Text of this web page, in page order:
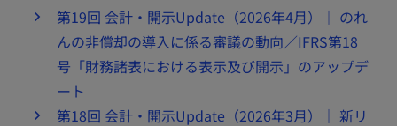
第19回 会計・開示Update（2026年4月）｜ のれ
んの非償却の導入に係る審議の動向／IFRS第18
号「財務諸表における表示及び開示」のアップデ
ート
第18回 会計・開示Update（2026年3月）｜ 新リ